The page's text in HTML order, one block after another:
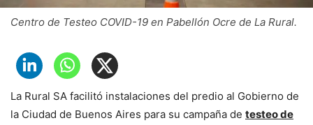
Centro de Testeo COVID-19 en Pabellón Ocre de La Rural.
La Rural SA facilitó instalaciones del predio al Gobierno de
la Ciudad de Buenos Aires para su campaña de testeo de